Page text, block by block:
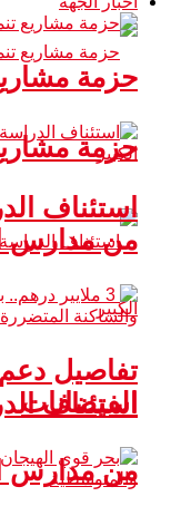
حزمة
استئناف
من مدارس
حزمة
استئناف
من مدارس
تفاصيل
الفيضانات